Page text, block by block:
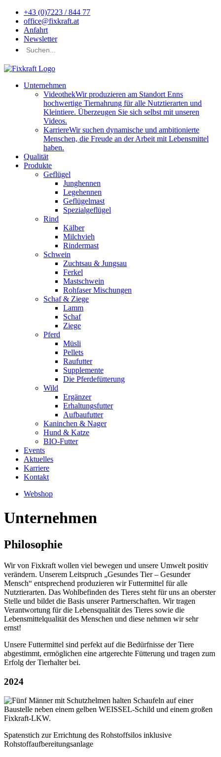
+43 (0)7223 / 844 77
office@fixkraft.at
Anfahrt
Newsletter
Unternehmen
VideothekWir produzieren am Standort Enns
hochwertige Tiernahrung für alle Nutztierarten und
Kleintiere. Überzeugen Sie sich selbst mit unseren
Videos.
KarriereWir suchen dynamische und ambitionierte
Menschen, die Freude an der Arbeit mit Lebensmittel
haben.
Qualität
Produkte
Geflügel
Junghennen
Legehennen
Geflügelmast
Spezialgeflügel
Rind
Kälber
Milchvieh
Rindermast
Schwein
Zuchtsau & Jungsau
Ferkel
Mastschwein
Rohfaser Mischungen
Schaf & Ziege
Lamm
Schaf
Ziege
Pferd
Müsli
Pellets
Raufutter
Supplemente
Die Pferdefütterung
Wild
Ergänzer
Erhaltungsfutter
Aufbaufutter
Kaninchen & Nager
Hund & Katze
BIO-Futter
Events
Aktuelles
Karriere
Kontakt
Webshop
Unternehmen
Philosophie
Wir von Fixkraft wollen viel bewegen und unsere Umwelt positiv
verändern. Unserem Leitspruch „Gesundes Tier – Gesunder
Mensch“ entsprechend produzieren wir Futtermittel für alle
Nutztierarten. Das Wohlbefinden des Tieres steht für uns an oberster
Stelle und bildet die Basis unserer Partnerschaften. Wir tragen
Verantwortung für die Lebensqualität des Tieres sowie die
Lebensmittelqualität des Menschen und diese nehmen wir sehr
ernst!
Unsere Futtermittel sind perfekt auf die Bedürfnisse der Tiere
abgestimmt, ermöglichen eine artgerechte Fütterung und tragen zum
Erfolg der Tierhalter bei.
2024
Spatenstich zur Errichtung des Rohstoffsilos inklusive
Rohstoffaufbereitungsanlage